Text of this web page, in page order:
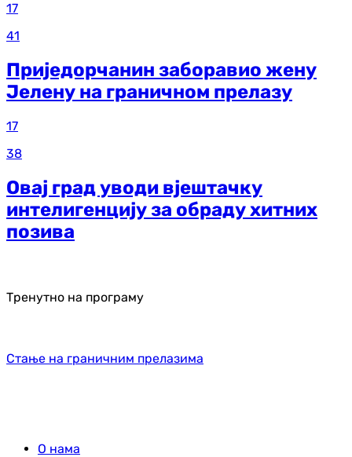
17
41
Приједорчанин заборавио жену
Јелену на граничном прелазу
17
38
Овај град уводи вјештачку
интелигенцију за обраду хитних
позива
Тренутно на програму
Стање на граничним прелазима
О нама